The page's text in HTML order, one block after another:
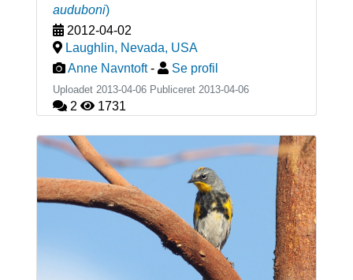
auduboni)
2012-04-02
Laughlin, Nevada, USA
Anne Navntoft - Se profil
Uploadet 2013-04-06 Publiceret 2013-04-06
2 1731